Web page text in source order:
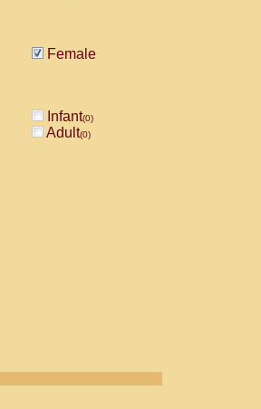
Female
Infant(0)
Adult(0)